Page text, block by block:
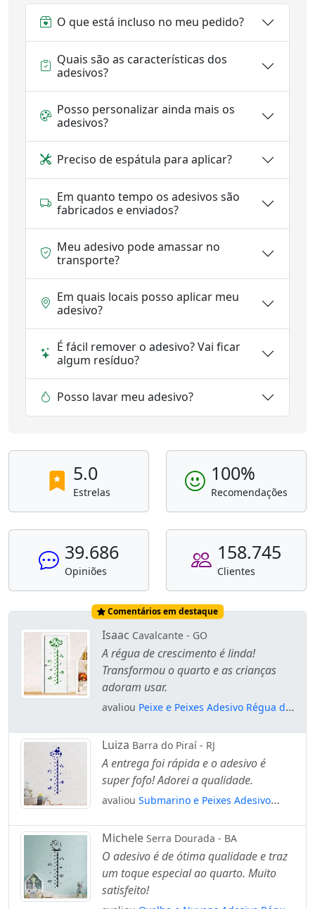
O que está incluso no meu pedido?
Quais são as características dos
adesivos?
Posso personalizar ainda mais os
adesivos?
Preciso de espátula para aplicar?
Em quanto tempo os adesivos são
fabricados e enviados?
Meu adesivo pode amassar no
transporte?
Em quais locais posso aplicar meu
adesivo?
É fácil remover o adesivo? Vai ficar
algum resíduo?
Posso lavar meu adesivo?
5.0
Estrelas
100%
Recomendações
39.686
Opiniões
158.745
Clientes
Comentários em destaque
Isaac Cavalcante - GO
A régua de crescimento é linda!
Transformou o quarto e as crianças
adoram usar.
avaliou Peixe e Peixes Adesivo Régua de
para Quarto, Porta e Parede Mod:273
Luiza Barra do Piraí - RJ
A entrega foi rápida e o adesivo é
super fofo! Adorei a qualidade.
avaliou Submarino e Peixes Adesivo
de Altura para Quarto, Porta e Parede
Mod:252
Michele Serra Dourada - BA
O adesivo é de ótima qualidade e traz
um toque especial ao quarto. Muito
satisfeito!